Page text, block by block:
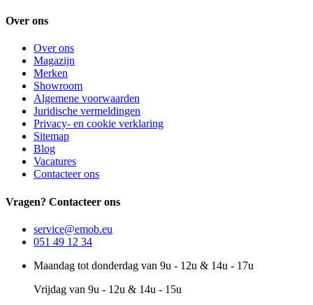
Over ons
Over ons
Magazijn
Merken
Showroom
Algemene voorwaarden
Juridische vermeldingen
Privacy- en cookie verklaring
Sitemap
Blog
Vacatures
Contacteer ons
Vragen? Contacteer ons
service@emob.eu
051 49 12 34
Maandag tot donderdag van 9u - 12u & 14u - 17u
Vrijdag van 9u - 12u & 14u - 15u